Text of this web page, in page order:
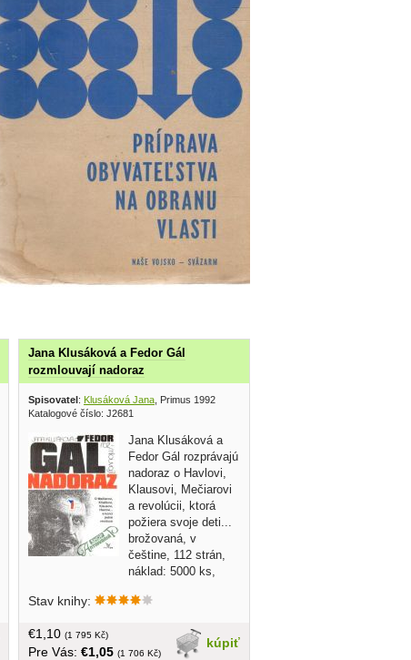
Jana Klusáková a Fedor Gál
rozmlouvají nadoraz
Spisovatel: Klusáková Jana , Primus 1992
Katalogové číslo: J2681
Jana Klusáková a
Fedor Gál rozprávajú
nadoraz o Havlovi,
Klausovi, Mečiarovi
a revolúcii, ktorá
požiera svoje deti...
brožovaná, v
češtine, 112 strán,
náklad: 5000 ks,
Stav knihy:
kúpiť
€1,10 (1 795 Kč)
Pre Vás: €1,05 (1 706 Kč)